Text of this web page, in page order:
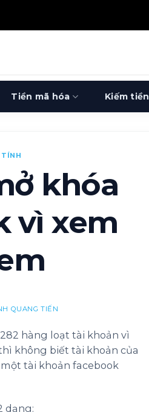
Tiền mã hóa Kiếm tiền
khóa
vì xem
QUANG TIẾN
hàng loạt tài khoản vì
không biết tài khoản của
tài khoản facebook
dạng: